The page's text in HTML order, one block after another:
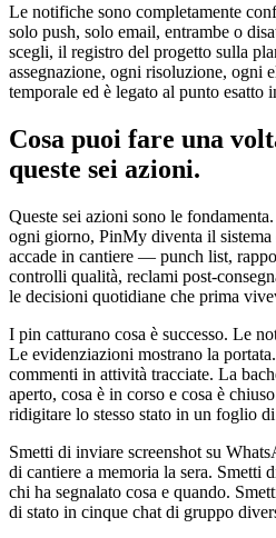
Le notifiche sono completamente
solo push, solo email, entrambe o
scegli, il registro del progetto sulla
assegnazione, ogni risoluzione, ogni
temporale ed è legato al punto esatto
Cosa puoi fare una
queste sei azioni.
Queste sei azioni sono le
ogni giorno, PinMy diventa il
accade in cantiere — punch list,
controlli qualità, reclami post-
le decisioni quotidiane che prima
I pin catturano cosa è successo. Le
Le evidenziazioni mostrano la
commenti in attività tracciate. La
aperto, cosa è in corso e cosa è
ridigitare lo stesso stato in un foglio
Smetti di inviare screenshot su
di cantiere a memoria la sera. Smetti
chi ha segnalato cosa e quando.
di stato in cinque chat di gruppo